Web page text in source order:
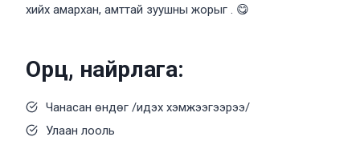
хийх амархан, амттай зуушны жорыг . 😋
Орц, найрлага:
Чанасан өндөг /идэх хэмжээгээрээ/
Улаан лооль